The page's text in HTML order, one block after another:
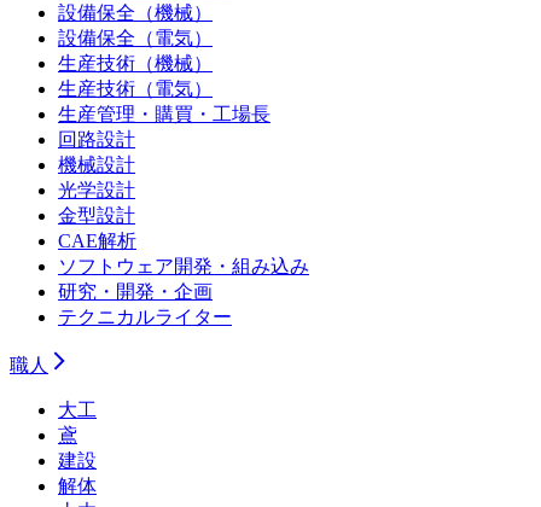
設備保全（機械）
設備保全（電気）
生産技術（機械）
生産技術（電気）
生産管理・購買・工場長
回路設計
機械設計
光学設計
金型設計
CAE解析
ソフトウェア開発・組み込み
研究・開発・企画
テクニカルライター
職人
大工
鳶
建設
解体